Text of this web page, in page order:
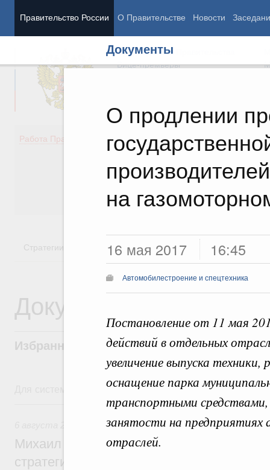
Правительство России О Правительстве Новости
Документы
О продлении
на
16 мая 2017 16:45
Автомобилестроение и спецтехника
Постановление от 11 мая
действий в отдельных
увеличение выпуска
оснащение парка
транспортными средствами,
занятости на
отраслей.
Председатель Правительства
Вице-премьеры
Работа Правительства
Демография
Здоровье
Культура
Государство
Стратегии Государственные программы
Документы
Избранные документы со справками к
Для системного поиска перейдите в раздел "Поиск по
6 августа, четверг
Технологическое развитие. Инновации
Михаил Мишустин дал поручения по
стратегической сессии о